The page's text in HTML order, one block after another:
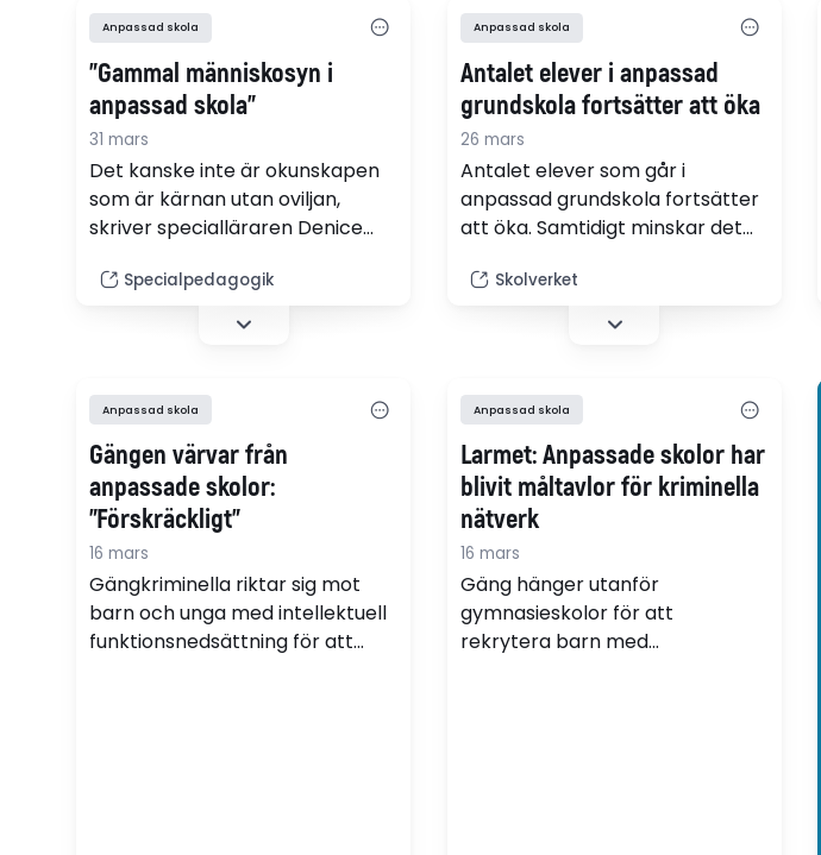
år.
Anpassad skola
”Gammal människosyn i
anpassad skola”
31 mars
Det kanske inte är okunskapen
som är kärnan utan oviljan,
skriver specialläraren Denice
politikerna ignorerar den
anpassade skolan för att de inte
Specialpedagogik
Anpassad skola
Antalet elever i anpassad
grundskola fortsätter att öka
26 mars
Antalet elever som går i
anpassad grundskola fortsätter
att öka. Samtidigt minskar det
obligatoriska skolformerna. Det
visar ny statistik från Skolverket.
Skolverket
Anpassad skola
Gängen värvar från
anpassade skolor:
”Förskräckligt”
16 mars
Gängkriminella riktar sig mot
barn och unga med intellektuell
funktionsnedsättning för att
Anpassad skola
Larmet: Anpassade skolor har
blivit måltavlor för kriminella
nätverk
16 mars
Gäng hänger utanför
gymnasieskolor för att
rekrytera barn med